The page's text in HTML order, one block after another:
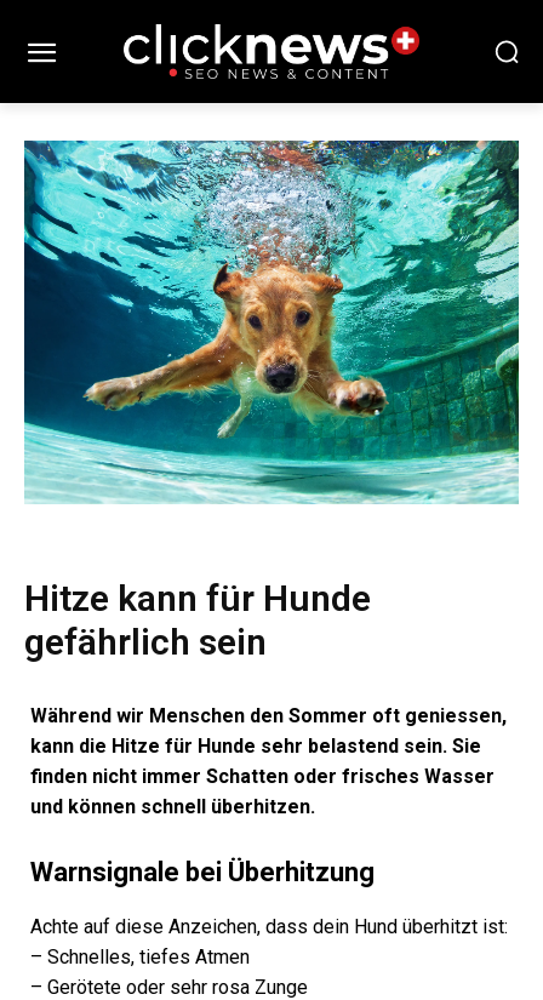
Hitze kann für Hunde
gefährlich sein
Während wir Menschen den Sommer oft geniessen,
kann die Hitze für Hunde sehr belastend sein. Sie
finden nicht immer Schatten oder frisches Wasser
und können schnell überhitzen.
Warnsignale bei Überhitzung
Achte auf diese Anzeichen, dass dein Hund überhitzt ist:
– Schnelles, tiefes Atmen
– Gerötete oder sehr rosa Zunge